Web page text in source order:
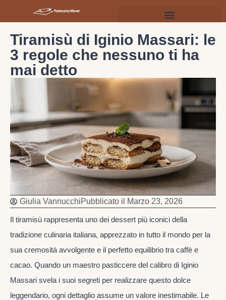
Tiramisù di Iginio Massari: le
3 regole che nessuno ti ha
mai detto
Giulia VannucchiPubblicato il Marzo 23, 2026
Il tiramisù rappresenta uno dei dessert più iconici della
tradizione culinaria italiana, apprezzato in tutto il mondo per la
sua cremosità avvolgente e il perfetto equilibrio tra caffè e
cacao. Quando un maestro pasticcere del calibro di Iginio
Massari svela i suoi segreti per realizzare questo dolce
leggendario, ogni dettaglio assume un valore inestimabile. Le